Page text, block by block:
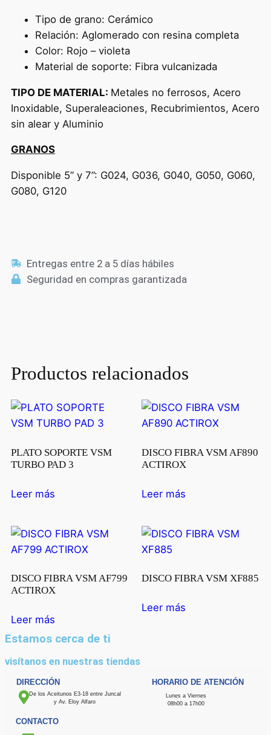
Tipo de grano: Cerámico
Relación: Aglomerado con resina completa
Color: Rojo – violeta
Material de soporte: Fibra vulcanizada
TIPO DE MATERIAL: Metales no ferrosos, Acero
Inoxidable, Superaleaciones, Recubrimientos, Acero
sin alear y Aluminio
GRANOS
Disponible 5” y 7”: G024, G036, G040, G050, G060,
G080, G120
Entregas entre 2 a 5 días hábiles
Seguridad en compras garantizada
Productos relacionados
PLATO SOPORTE VSM
TURBO PAD 3
Leer más
DISCO FIBRA VSM AF890
ACTIROX
Leer más
DISCO FIBRA VSM AF799
ACTIROX
Leer más
DISCO FIBRA VSM XF885
Leer más
Estamos cerca de ti
visítanos en nuestras tiendas
DIRECCIÓN
De los Aceitunos E3-18 entre Juncal
y Av. Eloy Alfaro
CONTACTO
HORARIO DE ATENCIÓN
Lunes a Viernes
08h00 a 17h00